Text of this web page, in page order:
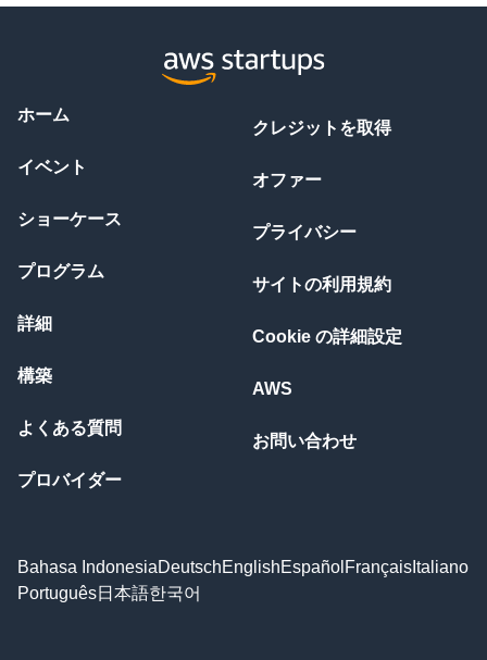
ホーム
イベント
ショーケース
プログラム
詳細
構築
よくある質問
プロバイダー
クレジットを取得
オファー
プライバシー
サイトの利用規約
Cookie の詳細設定
AWS
お問い合わせ
Bahasa IndonesiaDeutschEnglishEspañol Français Italiano
Português日本語한국어